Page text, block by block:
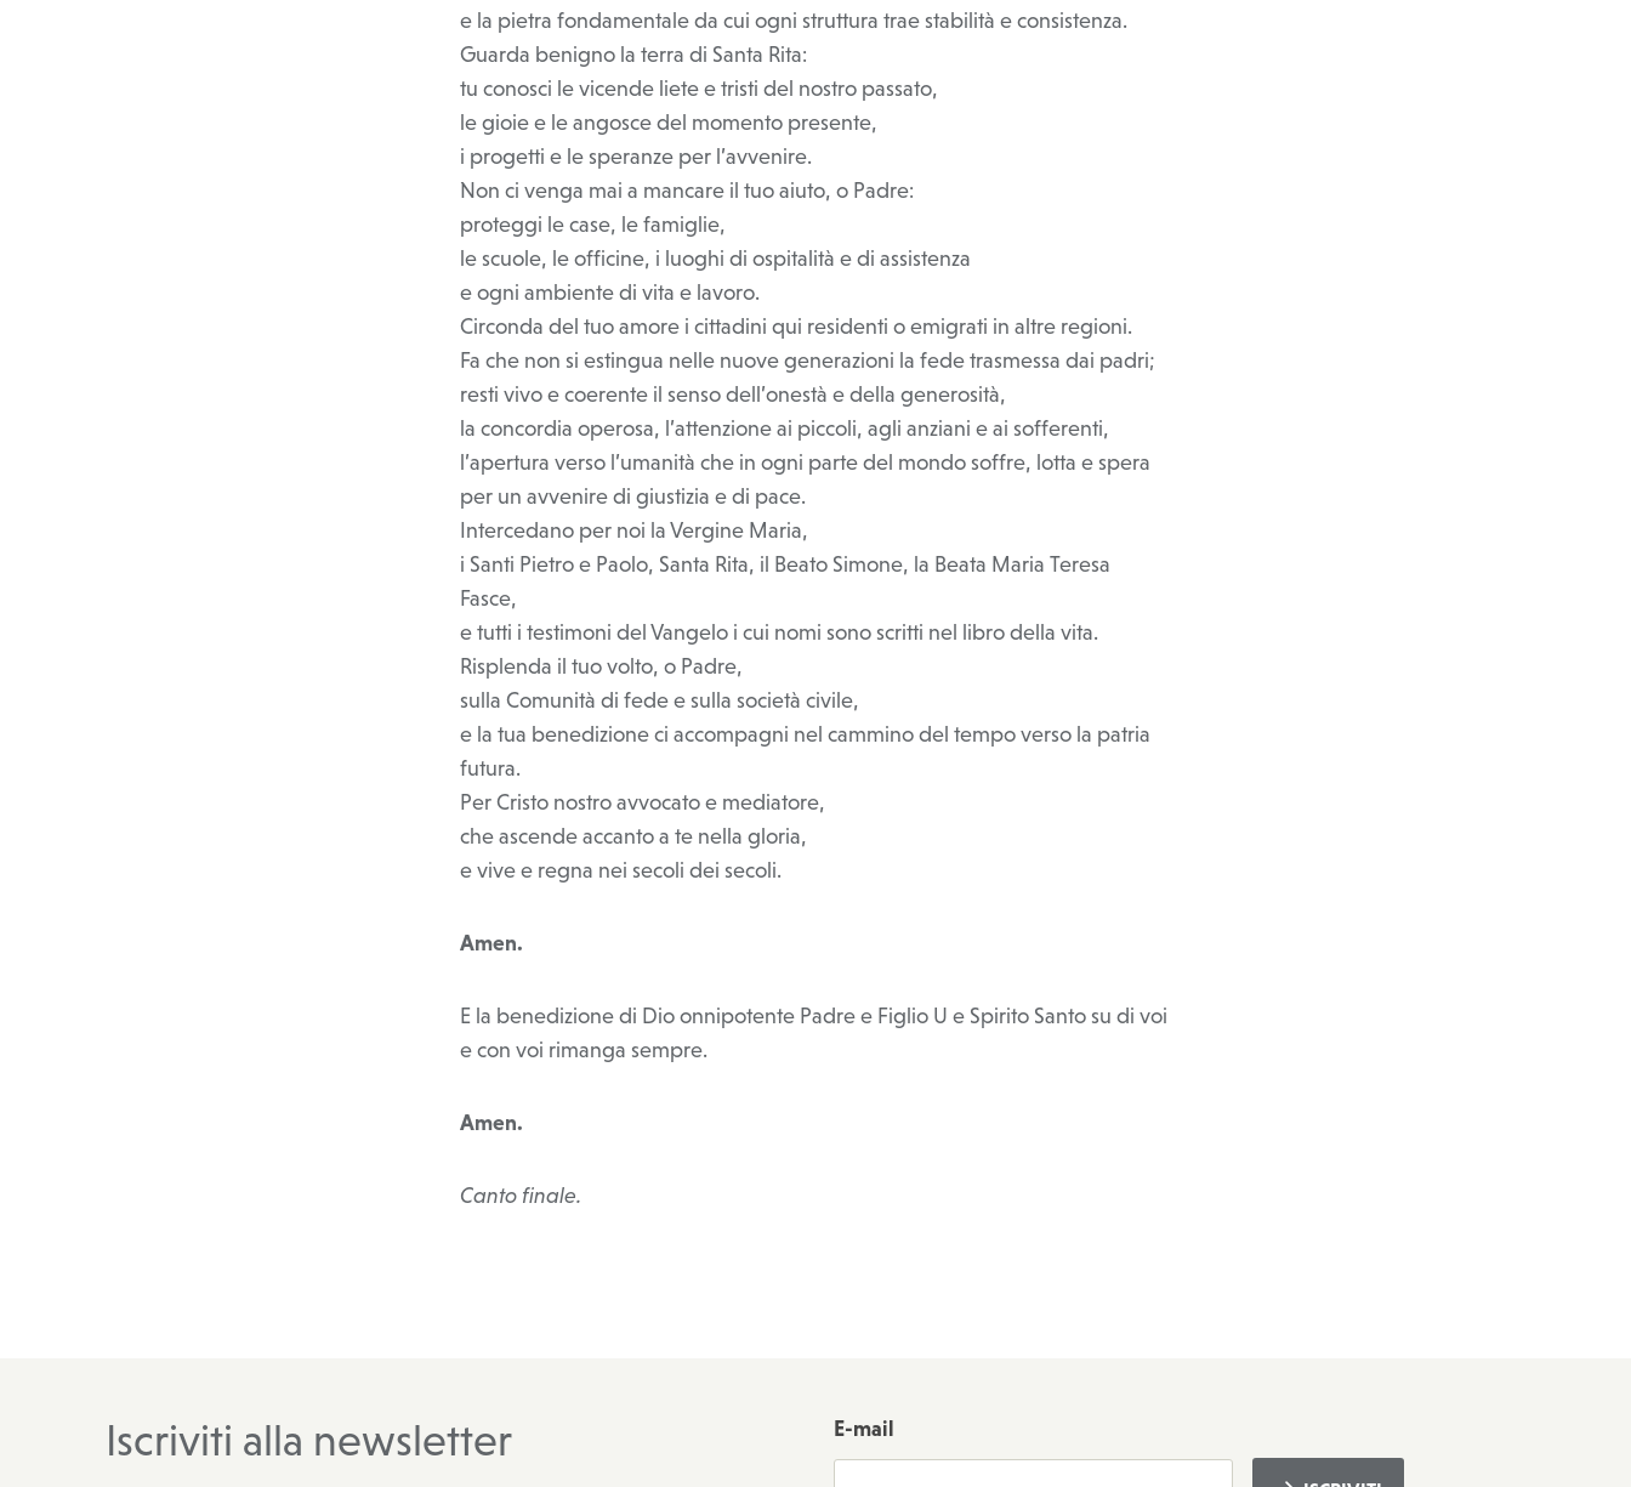
e la pietra fondamentale da cui ogni struttura trae stabilità e consistenza.
Guarda benigno la terra di Santa Rita:
tu conosci le vicende liete e tristi del nostro passato,
le gioie e le angosce del momento presente,
i progetti e le speranze per l’avvenire.
Non ci venga mai a mancare il tuo aiuto, o Padre:
proteggi le case, le famiglie,
le scuole, le officine, i luoghi di ospitalità e di assistenza
e ogni ambiente di vita e lavoro.
Circonda del tuo amore i cittadini qui residenti o emigrati in altre regioni.
Fa che non si estingua nelle nuove generazioni la fede trasmessa dai padri;
resti vivo e coerente il senso dell’onestà e della generosità,
la concordia operosa, l’attenzione ai piccoli, agli anziani e ai sofferenti,
l’apertura verso l’umanità che in ogni parte del mondo soffre, lotta e spera
per un avvenire di giustizia e di pace.
Intercedano per noi la Vergine Maria,
i Santi Pietro e Paolo, Santa Rita, il Beato Simone, la Beata Maria Teresa
Fasce,
e tutti i testimoni del Vangelo i cui nomi sono scritti nel libro della vita.
Risplenda il tuo volto, o Padre,
sulla Comunità di fede e sulla società civile,
e la tua benedizione ci accompagni nel cammino del tempo verso la patria
futura.
Per Cristo nostro avvocato e mediatore,
che ascende accanto a te nella gloria,
e vive e regna nei secoli dei secoli.
Amen.
E la benedizione di Dio onnipotente Padre e Figlio U e Spirito Santo su di voi
e con voi rimanga sempre.
Amen.
Canto finale.
Iscriviti alla newsletter E-mail